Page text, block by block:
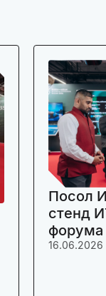
Посол
стенд
16.06.2026